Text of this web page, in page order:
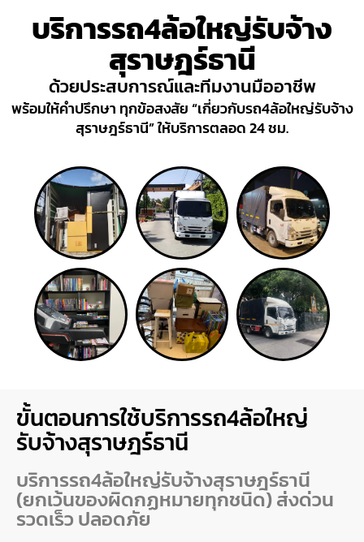
บริการรถ4ล้อใหญ่รับจ้าง
สุราษฎร์ธานี
ด้วยประสบการณ์และทีมงานมืออาชีพ
พร้อมให้คำปรึกษา ทุกข้อสงสัย “เกี่ยวกับรถ4ล้อใหญ่รับจ้าง
สุราษฎร์ธานี” ให้บริการตลอด 24 ชม.
ขั้นตอนการใช้บริการรถ4ล้อใหญ่
รับจ้างสุราษฎร์ธานี
บริการรถ4ล้อใหญ่รับจ้างสุราษฎร์ธานี
(ยกเว้นของผิดกฏหมายทุกชนิด) ส่งด่วน
รวดเร็ว ปลอดภัย